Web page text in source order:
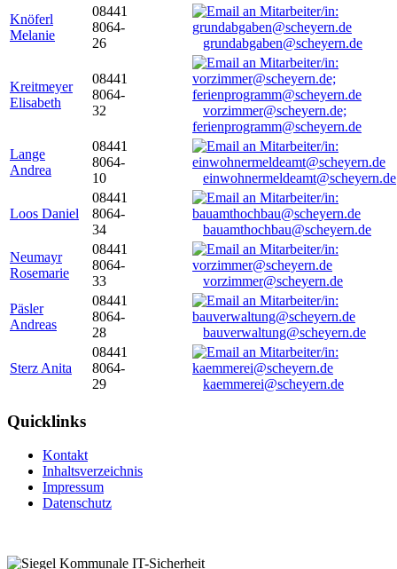
Knöferl
Melanie
08441
8064-
26
grundabgaben@scheyern.de
Kreitmeyer
Elisabeth
08441
8064-
32
vorzimmer@scheyern.de;
ferienprogramm@scheyern.de
Lange
Andrea
08441
8064-
10
einwohnermeldeamt@scheyern.de
Loos Daniel
08441
8064-
34
bauamthochbau@scheyern.de
Neumayr
Rosemarie
08441
8064-
33
vorzimmer@scheyern.de
Päsler
Andreas
08441
8064-
28
bauverwaltung@scheyern.de
Sterz Anita
08441
8064-
29
kaemmerei@scheyern.de
Quicklinks
Kontakt
Inhaltsverzeichnis
Impressum
Datenschutz